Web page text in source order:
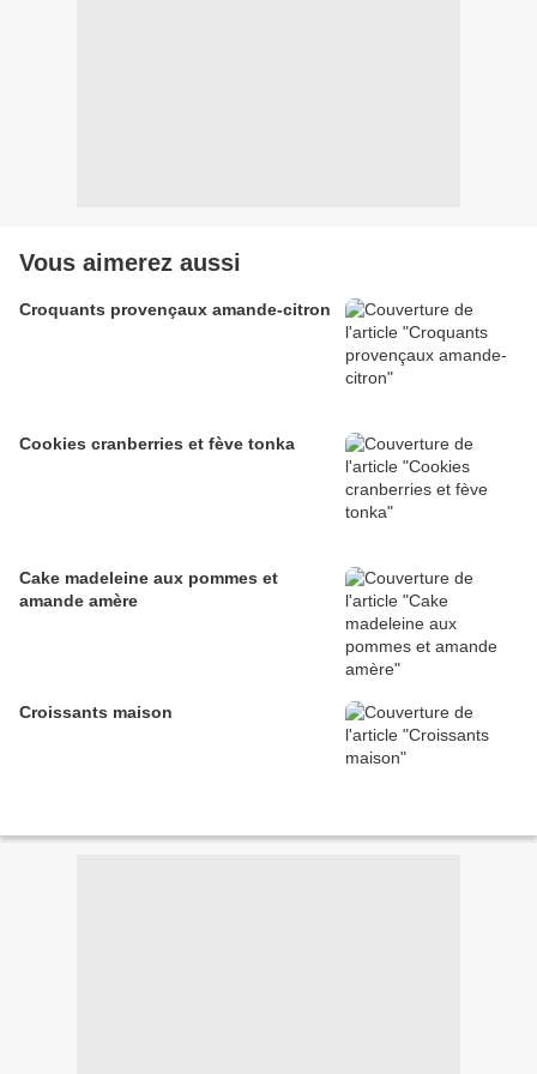
Vous aimerez aussi
Croquants provençaux amande-citron
Cookies cranberries et fève tonka
Cake madeleine aux pommes et
amande amère
Croissants maison